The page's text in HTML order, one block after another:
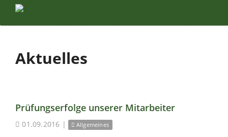
Aktuelles
Prüfungserfolge unserer Mitarbeiter
01.09.2016 | Allgemeines